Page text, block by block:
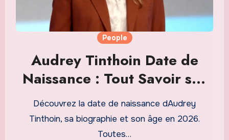
People
Audrey Tinthoin Date de
Naissance : Tout Savoir sur
la Vie et la Carrière de la
Star Française
Découvrez la date de naissance dAudrey
Tinthoin, sa biographie et son âge en 2026.
Toutes…